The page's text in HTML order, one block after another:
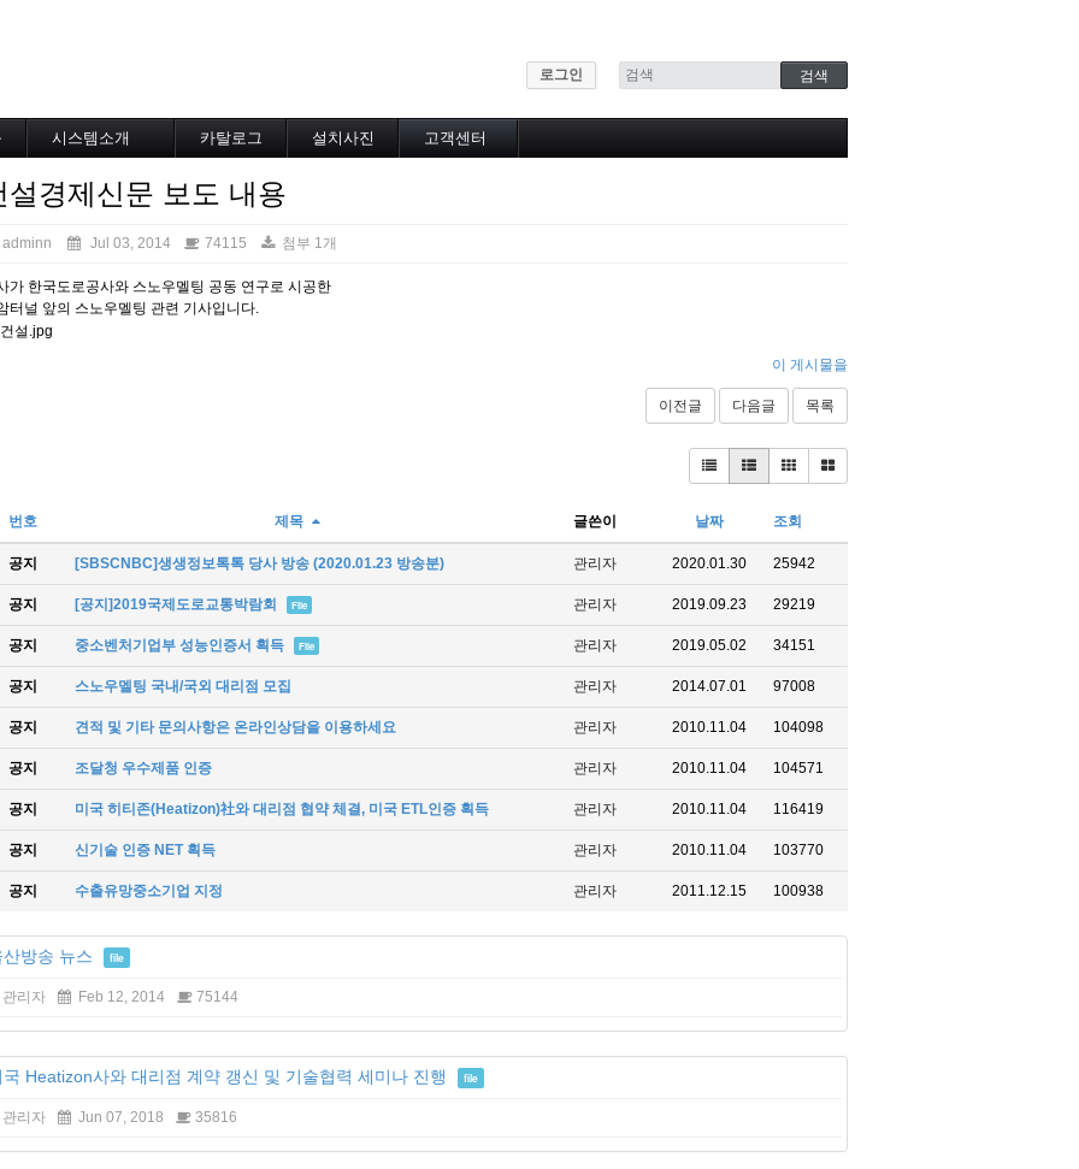
로그인
시스템소개
지붕융설시스템
동파방지
산업용히터
부속자재
카탈로그 설치사진 고객센터
설경제신문 보도 내용
adminn Jul 03, 2014 74115 첨부 1개
가 한국도로공사와 스노우멜팅 공동 연구로 시공한
터널 앞의 스노우멜팅 관련 기사입니다.
이 게시물을
이전글 다음글 목록
번호 제목 글쓴이 날짜 조회
공지 [SBSCNBC]생생정보톡톡 당사 방송 (2020.01.23 방송분) 관리자 2020.01.30 25942
공지 [공지]2019국제도로교통박람회 File 관리자 2019.09.23 29219
공지 중소벤처기업부 성능인증서 획득 File 관리자 2019.05.02 34151
공지 스노우멜팅 국내/국외 대리점 모집 관리자 2014.07.01 97008
공지 견적 및 기타 문의사항은 온라인상담을 이용하세요 관리자 2010.11.04 104098
공지 조달청 우수제품 인증 관리자 2010.11.04 104571
공지 미국 히티존(Heatizon)社와 대리점 협약 체결, 미국 ETL인증 획득 관리자 2010.11.04 116419
공지 신기술 인증 NET 획득 관리자 2010.11.04 103770
공지 수출유망중소기업 지정 관리자 2011.12.15 100938
산방송 뉴스 file
관리자 Feb 12, 2014 75144
국 Heatizon사와 대리점 계약 갱신 및 기술협력 세미나 진행 file
관리자 Jun 07, 2018 35816